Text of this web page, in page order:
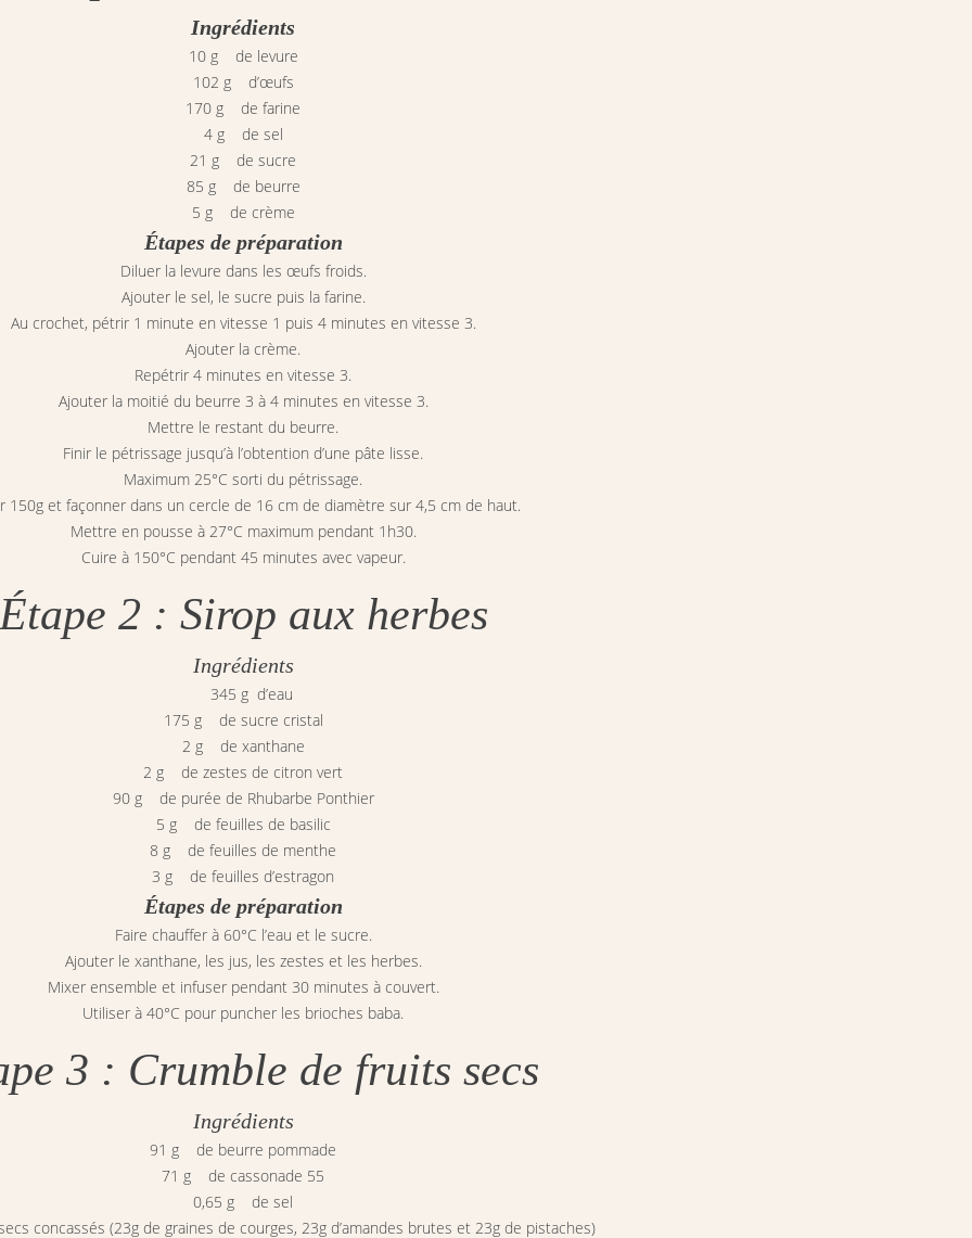
Ingrédients
10 g de levure
102 g d’œufs
170 g de farine
4 g de sel
21 g de sucre
85 g de beurre
5 g de crème
Étapes de préparation
Diluer la levure dans les œufs froids.
Ajouter le sel, le sucre puis la farine.
Au crochet, pétrir 1 minute en vitesse 1 puis 4 minutes en vitesse 3.
Ajouter la crème.
Repétrir 4 minutes en vitesse 3.
Ajouter la moitié du beurre 3 à 4 minutes en vitesse 3.
Mettre le restant du beurre.
Finir le pétrissage jusqu’à l’obtention d’une pâte lisse.
Maximum 25°C sorti du pétrissage.
150g et façonner dans un cercle de 16 cm de diamètre sur 4,5 cm de haut.
Mettre en pousse à 27°C maximum pendant 1h30.
Cuire à 150°C pendant 45 minutes avec vapeur.
2 : Sirop aux herbes
Ingrédients
345 g d’eau
175 g de sucre cristal
2 g de xanthane
2 g de zestes de citron vert
90 g de purée de Rhubarbe Ponthier
5 g de feuilles de basilic
8 g de feuilles de menthe
3 g de feuilles d’estragon
Étapes de préparation
Faire chauffer à 60°C l’eau et le sucre.
Ajouter le xanthane, les jus, les zestes et les herbes.
Mixer ensemble et infuser pendant 30 minutes à couvert.
Utiliser à 40°C pour puncher les brioches baba.
3 : Crumble de fruits secs
Ingrédients
91 g de beurre pommade
71 g de cassonade 55
0,65 g de sel
concassés (23g de graines de courges, 23g d’amandes brutes et 23g de pistaches)